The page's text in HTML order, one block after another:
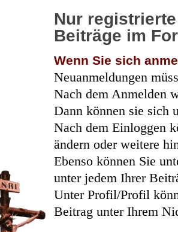
Nur
Beiträge im
Wenn Sie sich
Neuanmeldungen
Nach dem Anmelden
Dann können sie sich
Nach dem Einloggen
ändern oder weitere
Ebenso können Sie
unter jedem Ihrer
Unter Profil/Profil
Beitrag unter Ihrem